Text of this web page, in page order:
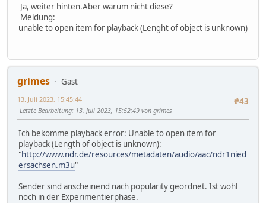
Ja, weiter hinten.Aber warum nicht diese?
Meldung:
unable to open item for playback (Lenght of object is unknown)
grimes
Gast
#43
13. Juli 2023, 15:45:44
Letzte Bearbeitung: 13. Juli 2023, 15:52:49 von grimes
Ich bekomme playback error: Unable to open item for
playback (Length of object is unknown):
"http://www.ndr.de/resources/metadaten/audio/aac/ndr1nied
ersachsen.m3u"
Sender sind anscheinend nach popularity geordnet. Ist wohl
noch in der Experimentierphase.